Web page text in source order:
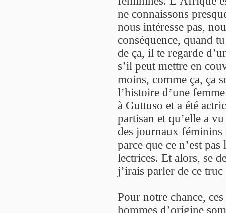
ne connaissons
nous intéresse pas,
conséquence, quand
de ça, il te regarde
s’il peut mettre en
moins, comme ça, ça
l’histoire d’une
à Guttuso et a été
partisan et qu’elle a
des journaux féminins
parce que ce n’est
lectrices. Et alors, se
j’irais parler de ce truc
Pour notre chance,
hommes d’origine